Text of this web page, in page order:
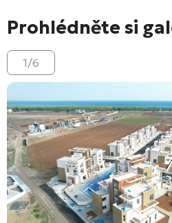
Prohlédněte si
1/6